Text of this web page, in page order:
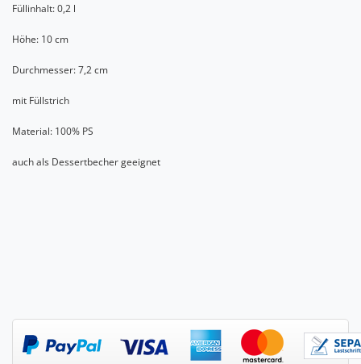
Füllinhalt: 0,2 l
Höhe: 10 cm
Durchmesser: 7,2 cm
mit Füllstrich
Material: 100% PS
auch als Dessertbecher geeignet